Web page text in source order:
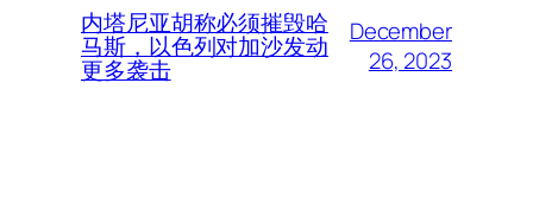
内塔尼亚胡称必须摧毁哈
马斯，以色列对加沙发动
更多袭击
December
26, 2023